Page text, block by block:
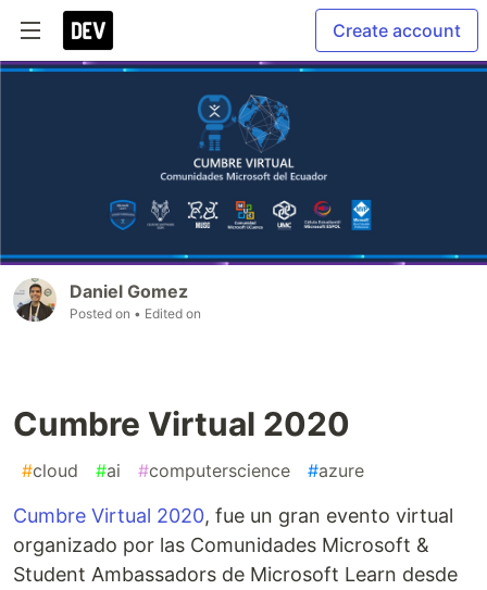
Create account
Daniel Gomez
Posted on • Edited on
Cumbre Virtual 2020
#cloud #ai #computerscience #azure
Cumbre Virtual 2020, fue un gran evento virtual
organizado por las Comunidades Microsoft &
Student Ambassadors de Microsoft Learn desde